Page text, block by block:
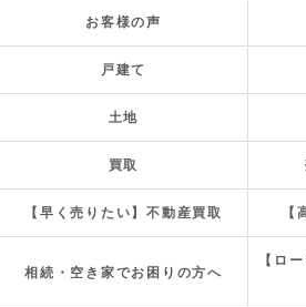
お客様の声
戸建て
土地
買取
【早く売りたい】不動産買取
相続・空き家でお困りの方へ
【ロ